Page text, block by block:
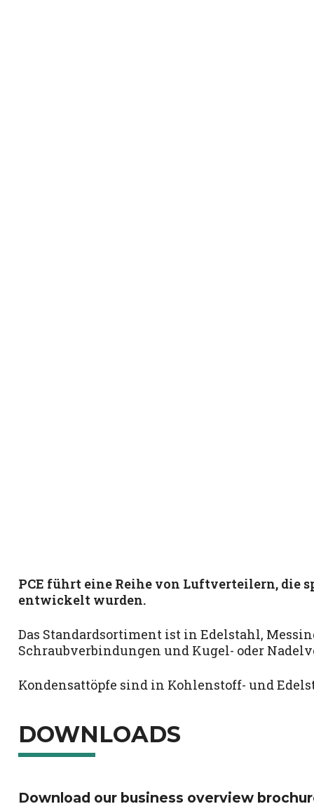
PCE führt eine Reihe von Luftverteilern, die
entwickelt wurden.
Das Standardsortiment ist in Edelstahl,
Schraubverbindungen und Kugel- oder
Kondensattöpfe sind in Kohlenstoff- und
DOWNLOADS
Download our business overview